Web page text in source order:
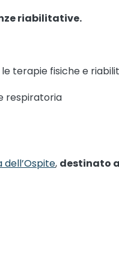
riabilitative.
terapie fisiche e
respiratoria
dell’Ospite, destinato